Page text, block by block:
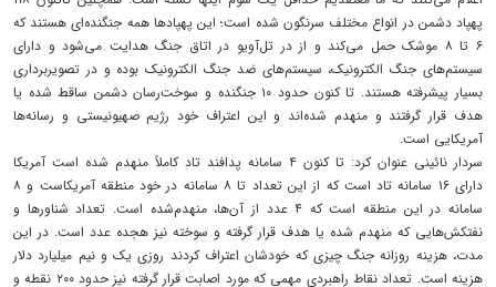
پهپاد دشمن در انواع مختلف سرنگون شده است؛ این پهپادها همه جنگنده‌ای هستند که
۶ تا ۸ موشک حمل می‌کند و از در تل‌آویو در اتاق جنگ هدایت می‌شود و دارای
سیستم‌های جنگ الکترونیک، سیستم‌های ضد جنگ الکترونیک بوده و در تصویربرداری
بسیار پیشرفته هستند. تا کنون حدود ۱۰ جنگنده و سوخت‌رسان دشمن ساقط شده یا
هدف قرار گرفتند و منهدم شده‌اند و این اعتراف خود رژیم صهیونیستی و رسانه‌ها
آمریکایی است.
سردار نائینی عنوان کرد: تا کنون ۴ سامانه پدافند تاد کاملاً منهدم شده است آمریکا
دارای ۱۶ سامانه تاد است که از این تعداد تا ۸ سامانه در خود منطقه آمریکاست و ۸
سامانه در این منطقه است که ۴ عدد از آن‌ها، منهدم‌شده است. تعداد شناورها و
نفتکش‌هایی که منهدم شده یا هدف قرار گرفته و سوخته نیز هجده عدد است. در این
مدت، هزینه روزانه جنگ چیزی که خودشان اعتراف کردند روزی یک و نیم میلیارد دلار
هزینه است. تعداد نقاط راهبردی مهمی که مورد اصابت قرار گرفته نیز حدود ۲۰۰ نقطه و